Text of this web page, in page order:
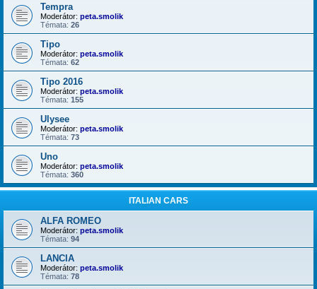
Tempra
Moderátor: peta.smolik
Témata: 26
Tipo
Moderátor: peta.smolik
Témata: 62
Tipo 2016
Moderátor: peta.smolik
Témata: 155
Ulysee
Moderátor: peta.smolik
Témata: 73
Uno
Moderátor: peta.smolik
Témata: 360
ITALIAN CARS
ALFA ROMEO
Moderátor: peta.smolik
Témata: 94
LANCIA
Moderátor: peta.smolik
Témata: 78